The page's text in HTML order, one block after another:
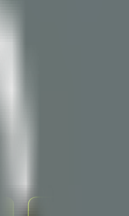
tecnológicas não atingem seus
estratégica não está no contrato
de avaliação além do custo,
integrado e depois ao estratégico —